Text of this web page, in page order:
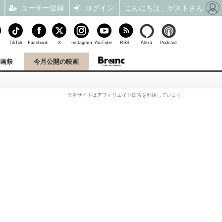
祭 今月公開の映画
※本サイトはアフィリエイト広告を利用しています
TikTok Facebook X Instagram YouTube RSS Alexa Podcast
ユーザー登録 ログイン こんにちは、ゲストさん